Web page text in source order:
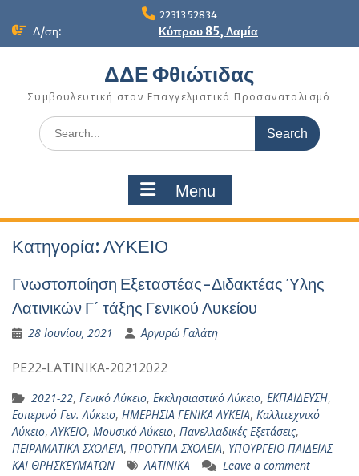
22313 52834
Δ/ση: Κύπρου 85, Λαμία
ΔΔΕ Φθιώτιδας
Συμβουλευτική στον Επαγγελματικό Προσανατολισμό
Search
for:
Menu
Κατηγορία: ΛΥΚΕΙΟ
Γνωστοποίηση Εξεταστέας-Διδακτέας Ύλης
Λατινικών Γ΄ τάξης Γενικού Λυκείου
28 Ιουνίου, 2021 Αργυρώ Γαλάτη
PE22-LATINIKA-20212022
2021-22, Γενικό Λύκειο, Εκκλησιαστικό Λύκειο, ΕΚΠΑΙΔΕΥΣΗ,
Εσπερινό Γεν. Λύκειο, ΗΜΕΡΗΣΙΑ ΓΕΝΙΚΑ ΛΥΚΕΙΑ, Καλλιτεχνικό
Λύκειο,ΛΥΚΕΙΟ, Μουσικό Λύκειο, Πανελλαδικές Εξετάσεις,
ΠΕΙΡΑΜΑΤΙΚΑ ΣΧΟΛΕΙΑ, ΠΡΟΤΥΠΑ ΣΧΟΛΕΙΑ, ΥΠΟΥΡΓΕΙΟ ΠΑΙΔΕΙΑΣ
ΚΑΙ ΘΡΗΣΚΕΥΜΑΤΩΝ
ΛΑΤΙΝΙΚΑ Leave a comment